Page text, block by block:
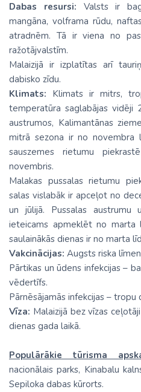
Dabas resursi: Valsts ir
mangāna, volframa rūdu,
atradnēm. Tā ir viena no
ražotājvalstīm.
Malaizijā ir izplatītas arī
dabisko zīdu.
Klimats: Klimats ir mitrs,
temperatūra saglabājas vidēji
austrumos, Kalimantānas
mitrā sezona ir no novembra
sauszemes rietumu
novembris.
Malakas pussalas rietumu
salas vislabāk ir apceļot no
un jūlijā. Pussalas austrumu
ieteicams apmeklēt no marta
saulainākās dienas ir no marta
Vakcinācijas: Augsts riska
Pārtikas un ūdens infekcijas –
vēdertīfs.
Pārnēsājamās infekcijas – tropu
Vīza: Malaizijā bez vīzas
dienas gada laikā.
Populārākie tūrisma
nacionālais parks, Kinabalu
Sepiloka dabas kūrorts.